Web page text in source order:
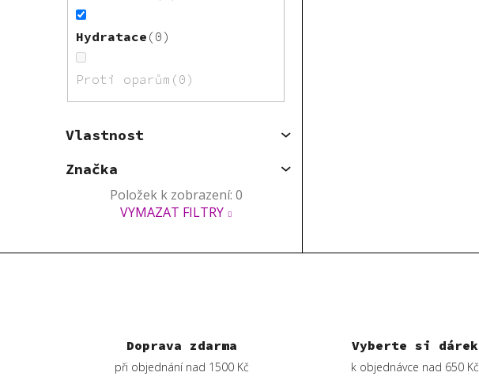
Hydratace 0
Proti oparům 0
Vlastnost
Značka
VYMAZAT FILTRY
Položek k zobrazení: 0
Doprava zdarma
při objednání nad 1500 Kč
Vyberte si dárek
k objednávce nad 650 Kč